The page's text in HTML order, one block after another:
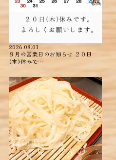
2026.08.01
８月の営業日のお知らせ ２０日
(木)休みで…